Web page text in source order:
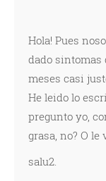
Hola! Pues
dado sintomas
meses casi
He leido lo
pregunto yo,
grasa, no? O le
salu2.